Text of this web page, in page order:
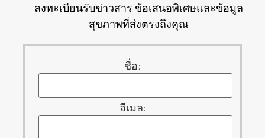
ลงทะเบียนรับข่าวสาร ข้อเสนอพิเศษและข้อมูล
สุขภาพที่ส่งตรงถึงคุณ
ชื่อ:
อีเมล: